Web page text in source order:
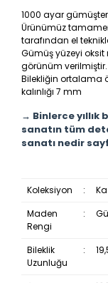
1000 ayar
Ürünümüz
tarafından el
Gümüş yüzeyi
görünüm verilmiştir.
Bilekliğin ortalama
kalınlığı 7 mm
→ Binlerce
sanatın tüm
sanatı nedir
Koleksiyon :
Maden
Rengi
:
Bileklik
Uzunluğu
: